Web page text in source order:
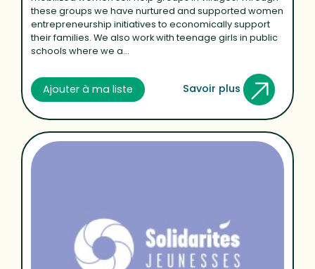
these groups we have nurtured and supported women
entrepreneurship initiatives to economically support
their families. We also work with teenage girls in public
schools where we a...
Ajouter à ma liste Savoir plus